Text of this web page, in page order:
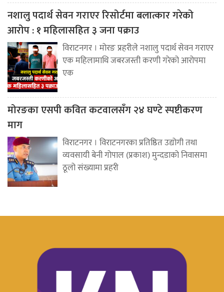
नशालु पदार्थ सेवन गराएर रिसोर्टमा बलात्कार गरेको
आरोप : १ महिलासहित ३ जना पक्राउ
विराटनगर । मोरङ प्रहरीले नशालु पदार्थ सेवन गराएर
एक महिलामाथि जबरजस्ती करणी गरेको आरोपमा
एक
मोरङका एसपी कवित कटवालसँग २४ घण्टे स्पष्टीकरण
माग
विराटनगर । विराटनगरका प्रतिष्ठित उद्योगी तथा
व्यवसायी बेनी गोपाल (प्रकाश) मुन्दडाको निवासमा
ठूलो संख्यामा प्रहरी